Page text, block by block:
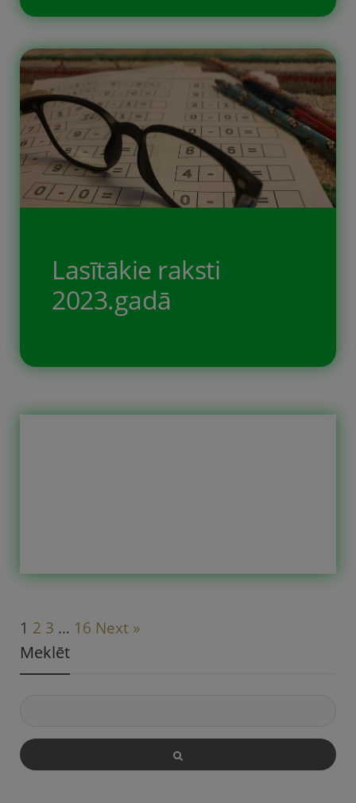
Šie ir 2026. gada apmeklētākie raksti.
Pārliecinies, vai neesi palaidis garām
ko svarīgu.
Lasītākie raksti
2023.gadā
Mūsu 2023. gada labākie raksti –
noderējis.
1 2 3 … 16 Next »
Meklēt